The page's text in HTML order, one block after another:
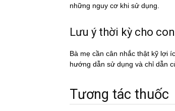
những nguy cơ khi sử dụng.
Lưu ý thời kỳ cho
Bà mẹ cần cân nhắc thật kỹ lợi
hướng dẫn sử dụng và chỉ dẫn
Tương tác thuốc